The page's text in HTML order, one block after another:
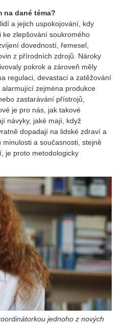
na dané téma?
a jejich uspokojování, kdy
ke zlepšování soukromého
dovedností, řemesel,
z přírodních zdrojů. Nároky
pokrok a zároveň měly
regulaci, devastaci a zatěžování
zejména produkce
zastarávání přístrojů,
je pro nás, jak takové
návyky, jaké mají, když
dopadají na lidské zdraví a
a současnosti, stejně
je proto metodologicky
jednoho z nových